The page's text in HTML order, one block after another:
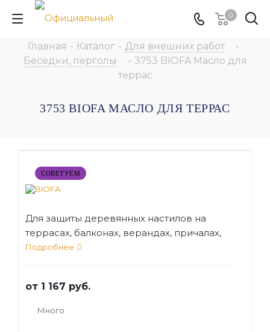
0
Главная - Каталог - Для внешних работ
-
Беседки, перголы
- 3753 BIOFA Масло для
террас
3753 BIOFA МАСЛО ДЛЯ ТЕРРАС
СОВЕТУЕМ
Для защиты деревянных настилов на
террасах, балконах, верандах, причалах,
помостках
Подробнее
от 1 167 руб.
Много